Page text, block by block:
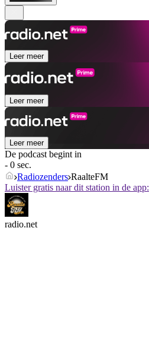
Leer meer
Leer meer
Leer meer
De podcast begint in
- 0 sec.
Radiozenders RaalteFM
Luister gratis naar dit station in de app:
radio.net